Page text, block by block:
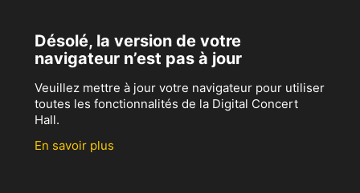
Désolé, la version de votre
navigateur n’est pas à jour
Veuillez mettre à jour votre navigateur pour utiliser
toutes les fonctionnalités de la Digital Concert
Hall.
En savoir plus